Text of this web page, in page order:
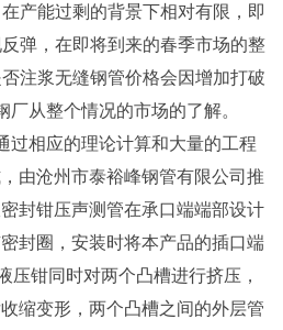
产能过剩的背景下相对有限，即
弹，在即将到来的春季市场的整
注浆无缝钢管价格会因增加打破
从整个情况的市场的了解。
过相应的理论计算和大量的工程
由沧州市泰裕峰钢管有限公司推
封钳压声测管在承口端端部设计
封圈，安装时将本产品的插口端
压钳同时对两个凸槽进行挤压，
缩变形，两个凸槽之间的外层管